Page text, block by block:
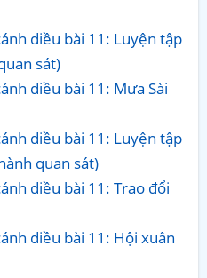
diều bài 11: Luyện tập
sát)
diều bài 11: Mưa Sài
diều bài 11: Luyện tập
quan sát)
diều bài 11: Trao đổi
diều bài 11: Hội xuân